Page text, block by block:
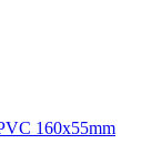
160x55mm